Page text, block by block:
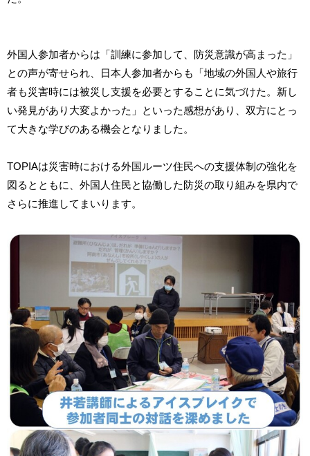
外国人参加者からは「訓練に参加して、防災意識が高まった」
との声が寄せられ、日本人参加者からも「地域の外国人や旅行
者も災害時には被災し支援を必要とすることに気づけた。新し
い発見があり大変よかった」といった感想があり、双方にとっ
て大きな学びのある機会となりました。
TOPIAは災害時における外国ルーツ住民への支援体制の強化を
図るとともに、外国人住民と協働した防災の取り組みを県内で
さらに推進してまいります。